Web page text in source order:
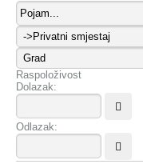
Raspoloživost
Dolazak:
Odlazak: